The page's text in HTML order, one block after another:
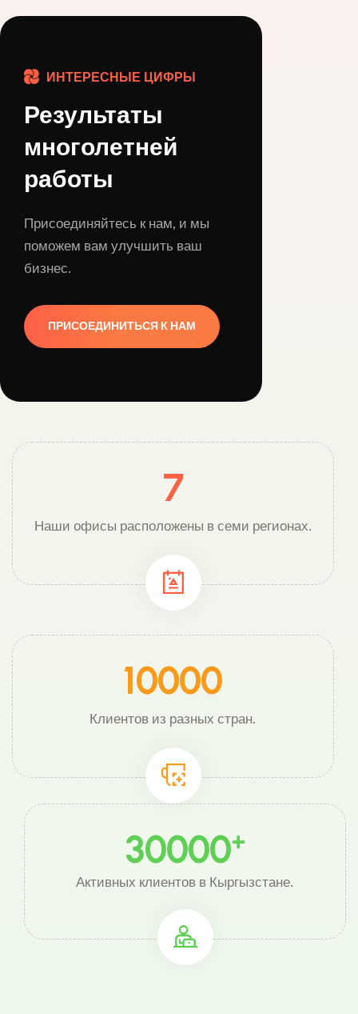
ИНТЕРЕСНЫЕ ЦИФРЫ
Результаты
многолетней
работы
Присоединяйтесь к нам, и мы
поможем вам улучшить ваш
бизнес.
ПРИСОЕДИНИТЬСЯ К НАМ
7
Наши офисы расположены в семи регионах.
10000
Клиентов из разных стран.
30000+
Активных клиентов в Кыргызстане.